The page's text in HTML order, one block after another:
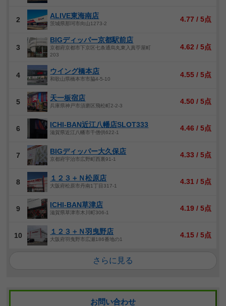
2 ALIVE東海南店
茨城県那珂市向山1273-2
4.77 / 5点
3
BIGディッパー京都駅前店
京都府京都市下京区七条通烏丸東入真苧屋町
203
4.62 / 5点
4 ウイング橋本店
和歌山県橋本市市脇4-5-10
4.55 / 5点
5 天一板宿店
兵庫県神戸市須磨区飛松町2-2-3
4.50 / 5点
6 ICHI-BAN近江八幡店SLOT333
滋賀県近江八幡市千僧供622-1
4.46 / 5点
7 BIGディッパー大久保店
京都府宇治市広野町西裏91-1
4.33 / 5点
8 １２３＋Ｎ松原店
大阪府松原市丹南1丁目317-1
4.31 / 5点
9 ICHI-BAN草津店
滋賀県草津市木川町306-1
4.19 / 5点
10 １２３＋Ｎ羽曳野店
大阪府羽曳野市広瀬186番地の1
4.15 / 5点
さらに見る
お問い合わせ